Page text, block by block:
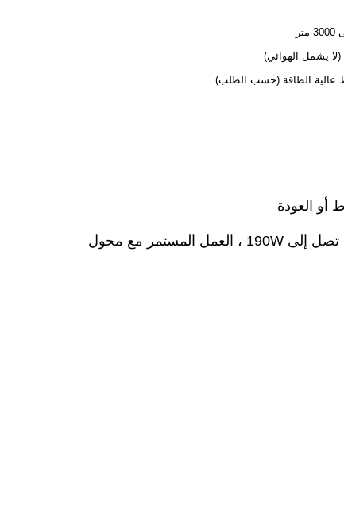
أو العودة
رقائق IC عالية الأداء المستوردة مع تكنولوجيا التشويش واسعة النطاق عالية الكفاءة ، والقدرة الإجمالية على الإرسال تصل إلى 190W ، العمل المستمر مع محول